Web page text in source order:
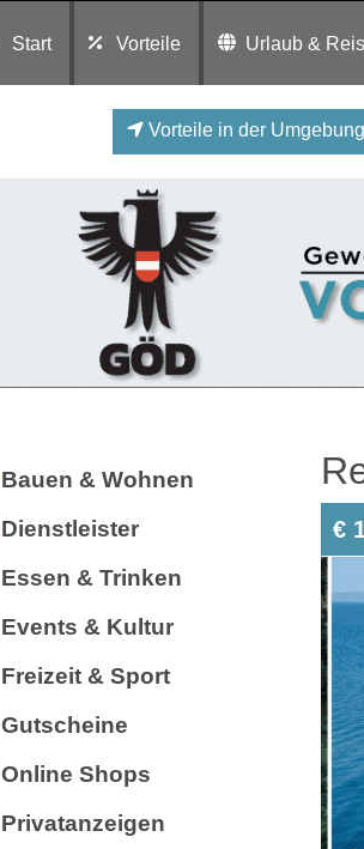
Start Vorteile Urlaub &
Vorteile in der Umgebung
Bauen & Wohnen
Dienstleister
Essen & Trinken
Events & Kultur
Freizeit & Sport
Gutscheine
Online Shops
Privatanzeigen
€